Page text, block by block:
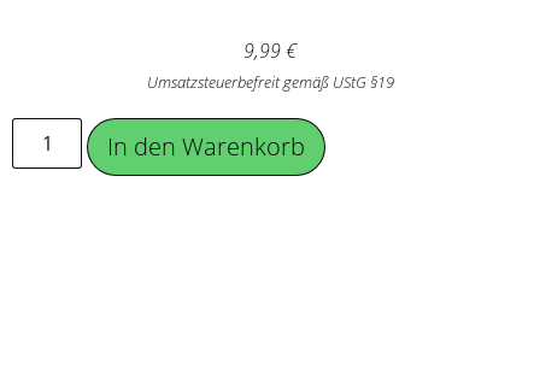
9,99€
Umsatzsteuerbefreit gemäß UStG §19
In den Warenkorb